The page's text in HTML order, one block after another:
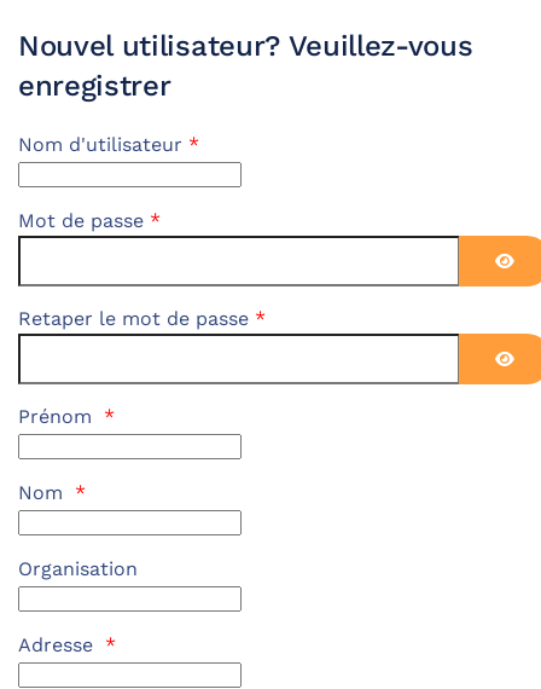
Nouvel utilisateur? Veuillez-vous
enregistrer
Nom d'utilisateur *
Mot de passe *
Retaper le mot de passe *
Prénom *
Nom *
Organisation
Adresse *